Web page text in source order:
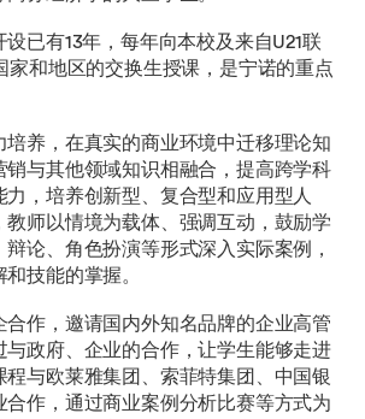
已有13年，每年向本校及来自U21联
家和地区的交换生授课，是宁诺的重点
培养，在真实的商业环境中迁移理论知
销与其他领域知识相融合，提高跨学科
，培养创新型、复合型和应用型人
教师以情境为载体、强调互动，鼓励学
论、角色扮演等形式深入实际案例，
技能的掌握。
合作，邀请国内外知名品牌的企业高管
与政府、企业的合作，让学生能够走进
程与欧莱雅集团、索菲特集团、中国银
合作，通过商业案例分析比赛等方式为